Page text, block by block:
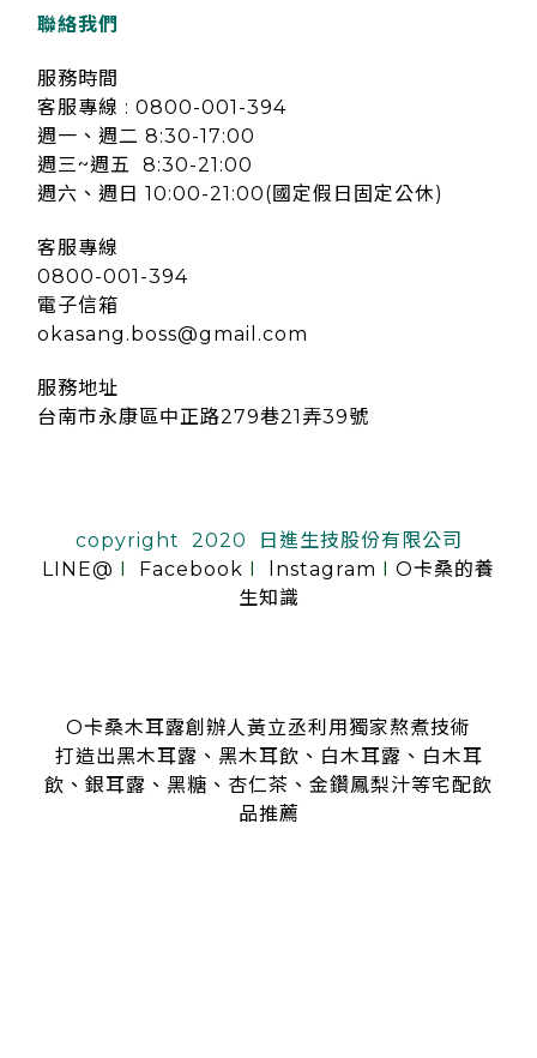
聯絡我們
服務時間
客服專線 : 0800-001-394
週一、週二 8:30-17:00
週三~週五 8:30-21:00
週六、週日 10:00-21:00(國定假日固定公休)
客服專線
0800-001-394
電子信箱
okasang.boss@gmail.com
服務地址
台南市永康區中正路279巷21弄39號
copyright 2020 日進生技股份有限公司
LINE@ I Facebook I lnstagram I O卡桑的養
生知識
O卡桑木耳露創辦人黃立丞利用獨家熬煮技術
打造出黑木耳露、黑木耳飲、白木耳露、白木耳
飲、銀耳露、黑糖、杏仁茶、金鑽鳳梨汁等宅配飲
品推薦